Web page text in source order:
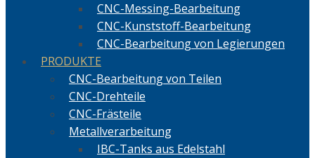
CNC-Messing-Bearbeitung
CNC-Kunststoff-Bearbeitung
CNC-Bearbeitung von Legierungen
PRODUKTE
CNC-Bearbeitung von Teilen
CNC-Drehteile
CNC-Frästeile
Metallverarbeitung
IBC-Tanks aus Edelstahl